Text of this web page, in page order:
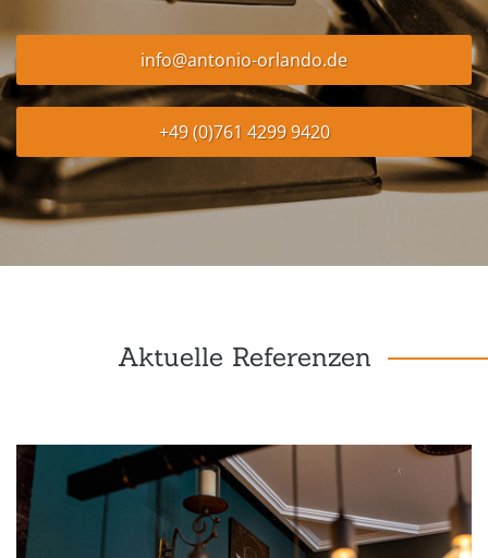
info@antonio-orlando.de
+49 (0)761 4299 9420
Aktuelle Referenzen